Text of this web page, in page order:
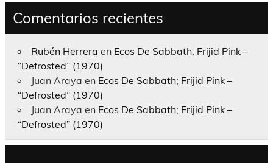
Comentarios recientes
Rubén Herrera en Ecos De Sabbath; Frijid Pink –
“Defrosted” (1970)
Juan Araya en Ecos De Sabbath; Frijid Pink –
“Defrosted” (1970)
Juan Araya en Ecos De Sabbath; Frijid Pink –
“Defrosted” (1970)